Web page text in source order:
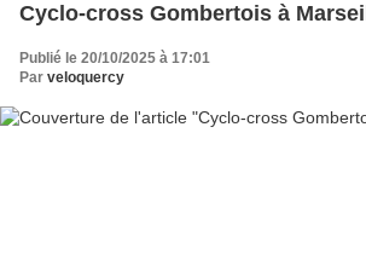
Cyclo-cross Gombertois à
Publié le 20/10/2025 à 17:01
Par veloquercy